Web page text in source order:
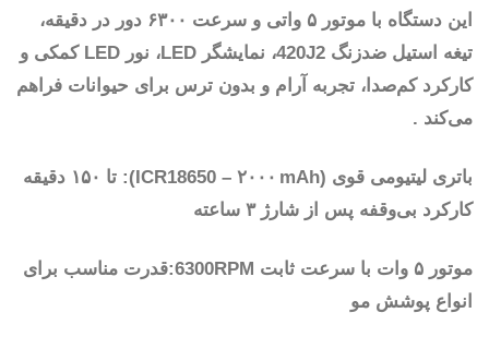
این دستگاه با موتور ۵ واتی و سرعت ۶۳۰۰ دور در دقیقه،
تیغه استیل ضدزنگ 420J2، نمایشگر LED، نور LED کمکی و
کارکرد کم‌صدا، تجربه آرام و بدون ترس برای حیوانات فراهم
می‌کند .
باتری لیتیومی قوی (ICR18650 – ۲۰۰۰ mAh): تا ۱۵۰ دقیقه
کارکرد بی‌وقفه پس از شارژ ۳ ساعته
موتور ۵ وات با سرعت ثابت 6300RPM:قدرت مناسب برای
انواع پوشش مو